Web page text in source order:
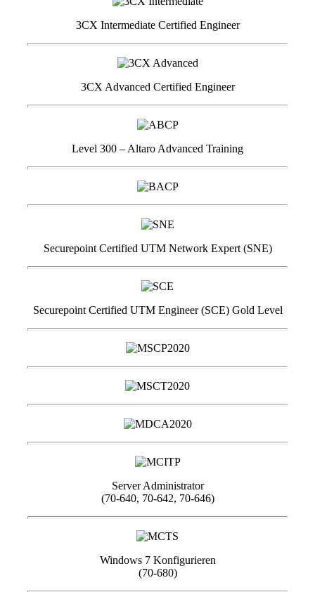
3CX Intermediate Certified Engineer
3CX Advanced Certified Engineer
Level 300 – Altaro Advanced Training
Securepoint Certified UTM Network Expert (SNE)
Securepoint Certified UTM Engineer (SCE) Gold Level
Server Administrator
(70-640, 70-642, 70-646)
Windows 7 Konfigurieren
(70-680)